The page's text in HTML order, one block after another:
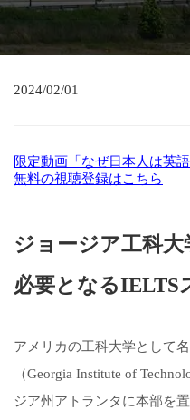
2024/02/01
限定動画「なぜ日本人は英語
無料の視聴登録はこちら
ジョージア工科
必要となるIELTS
アメリカの工科大学として
（Georgia Institute of
ジア州アトランタに本部を